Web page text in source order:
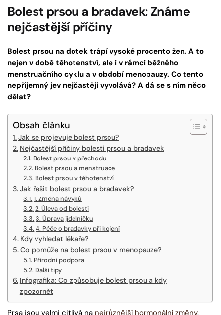
Bolest prsou a bradavek: Známe
nejčastější příčiny
Bolest prsou na dotek trápí vysoké procento žen. A to
nejen v době těhotenství, ale i v rámci běžného
menstruačního cyklu a v období menopauzy. Co tento
nepříjemný jev nejčastěji vyvolává? A dá se s ním něco
dělat?
Obsah článku
Jak se projevuje bolest prsou?
Nejčastější příčiny bolesti prsou a bradavek
Bolest prsou v přechodu
Bolest prsou a menstruace
Bolest prsou v těhotenství
Jak řešit bolest prsou a bradavek?
1. Změna návyků
2. Úleva od bolesti
3. Úprava jídelníčku
4. Péče o bradavky při kojení
Kdy vyhledat lékaře?
Co pomůže na bolest prsou v menopauze?
Přírodní podpora
Další tipy
Infografika: Co způsobuje bolest prsou a kdy
zpozornět
Prsa jsou velmi citlivá na nejrůznější hormonální změny,